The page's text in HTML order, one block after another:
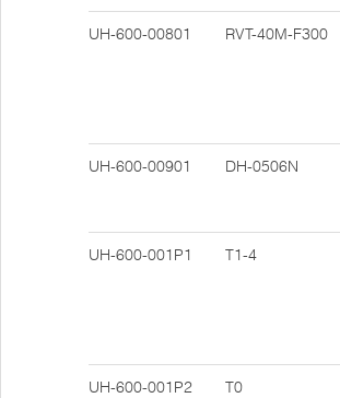
UH-600-00801 RVT-40M-F300
UH-600-00901 DH-0506N
UH-600-001P1 T1-4
UH-600-001P2 T0